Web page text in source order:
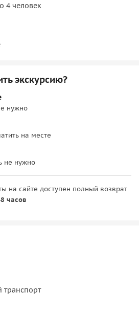
4 человек
экскурсию?
нужно
на месте
не нужно
на сайте доступен полный возврат
часов